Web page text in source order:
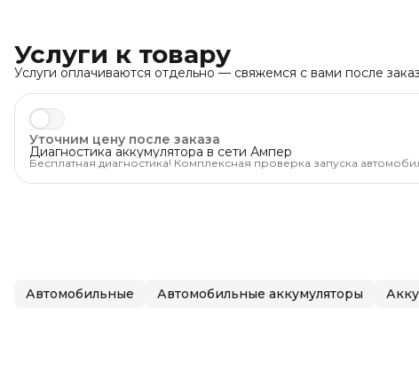
Услуги к товару
Услуги оплачиваются отдельно — свяжемся с вами после
Уточним цену после заказа
Диагностика аккумулятора в сети Ампер
Бесплатная диагностика! Комплексная проверка запуска
Автомобильные Автомобильные аккумуляторы